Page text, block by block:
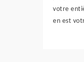
votre
en est